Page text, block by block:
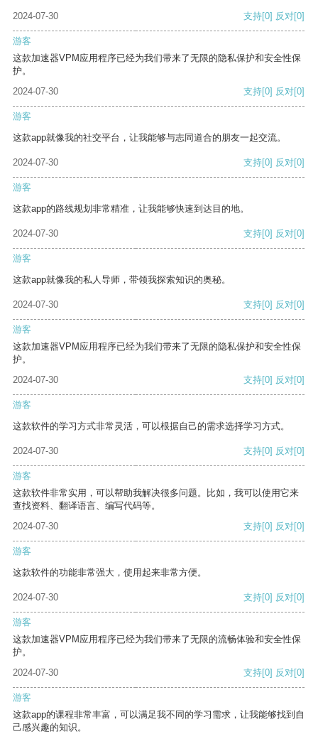
2024-07-30
支持[0] 反对[0]
游客
这款加速器VPM应用程序已经为我们带来了无限的隐私保护和安全性保
护。
2024-07-30
支持[0] 反对[0]
游客
这款app就像我的社交平台，让我能够与志同道合的朋友一起交流。
2024-07-30 支持[0] 反对[0]
游客
这款app的路线规划非常精准，让我能够快速到达目的地。
2024-07-30 支持[0] 反对[0]
游客
这款app就像我的私人导师，带领我探索知识的奥秘。
2024-07-30 支持[0] 反对[0]
游客
这款加速器VPM应用程序已经为我们带来了无限的隐私保护和安全性保
护。
2024-07-30
支持[0] 反对[0]
游客
这款软件的学习方式非常灵活，可以根据自己的需求选择学习方式。
2024-07-30 支持[0] 反对[0]
游客
这款软件非常实用，可以帮助我解决很多问题。比如，我可以使用它来
查找资料、翻译语言、编写代码等。
2024-07-30
支持[0] 反对[0]
游客
这款软件的功能非常强大，使用起来非常方便。
2024-07-30 支持[0] 反对[0]
游客
这款加速器VPM应用程序已经为我们带来了无限的流畅体验和安全性保
护。
2024-07-30
支持[0] 反对[0]
游客
这款app的课程非常丰富，可以满足我不同的学习需求，让我能够找到自
己感兴趣的知识。